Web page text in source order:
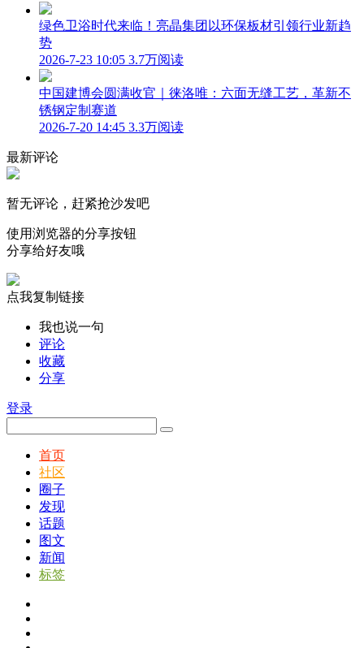
绿色卫浴时代来临！亮晶集团以环保板材引领行业新趋
势
2026-7-23 10:05 3.7万阅读
中国建博会圆满收官｜徕洛唯：六面无缝工艺，革新不
锈钢定制赛道
2026-7-20 14:45 3.3万阅读
最新评论
暂无评论，赶紧抢沙发吧
使用浏览器的分享按钮
分享给好友哦
点我复制链接
我也说一句
评论
收藏
分享
登录
首页
社区
圈子
发现
话题
图文
新闻
标签